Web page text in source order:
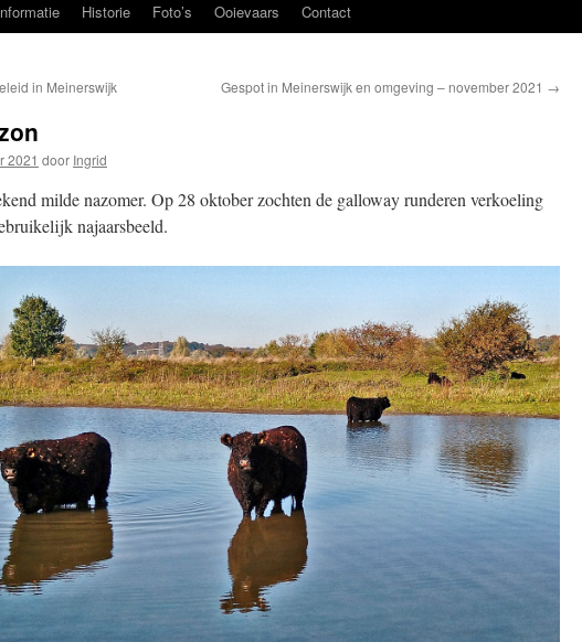
Historie Foto’s Ooievaars Contact
in Meinerswijk Gespot in Meinerswijk en omgeving – november 2021 →
2021 door Ingrid
milde nazomer. Op 28 oktober zochten de galloway runderen verkoeling
najaarsbeeld.